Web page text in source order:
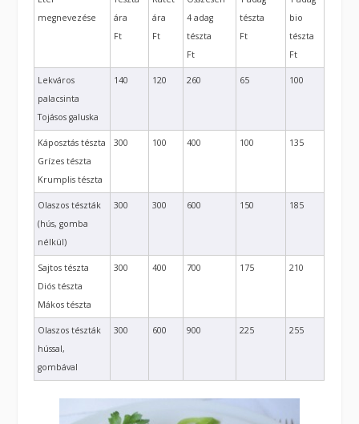
megnevezése
ára
Ft
ára
Ft
4 adag
tészta
Ft
tészta
Ft
bio
tészta
Ft
Lekváros
palacsinta
Tojásos galuska
140 120 260 65 100
Káposztás tészta
Grízes tészta
Krumplis tészta
300 100 400 100 135
Olaszos tészták
(hús, gomba
nélkül)
300 300 600 150 185
Sajtos tészta
Diós tészta
Mákos tészta
300 400 700 175 210
Olaszos tészták
hússal,
gombával
300 600 900 225 255